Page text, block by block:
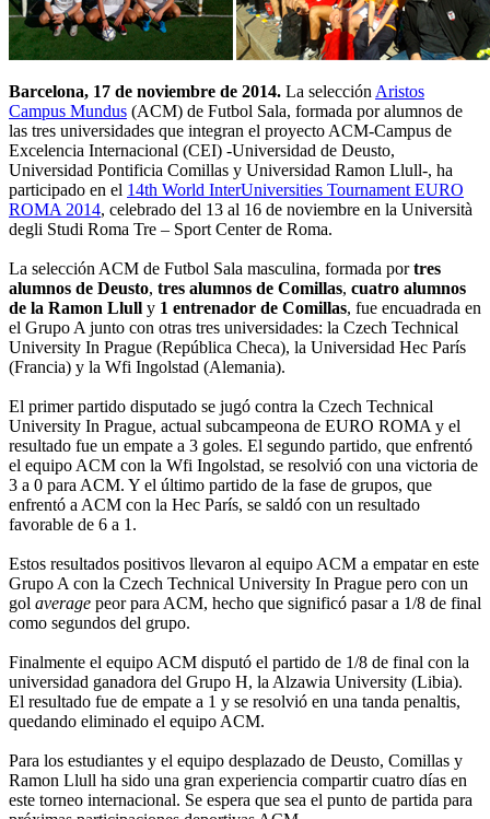
Barcelona, 17 de noviembre de 2014. La selección Aristos
Campus Mundus (ACM) de Futbol Sala, formada por alumnos de
las tres universidades que integran el proyecto ACM-Campus de
Excelencia Internacional (CEI) -Universidad de Deusto,
Universidad Pontificia Comillas y Universidad Ramon Llull-, ha
participado en el 14th World InterUniversities Tournament EURO
ROMA 2014, celebrado del 13 al 16 de noviembre en la Università
degli Studi Roma Tre – Sport Center de Roma.
La selección ACM de Futbol Sala masculina, formada portres
alumnos de Deusto, tres alumnos de Comillas, cuatro alumnos
de la Ramon Llull y 1 entrenador de Comillas, fue encuadrada en
el Grupo A junto con otras tres universidades: la Czech Technical
University In Prague (República Checa), la Universidad Hec París
(Francia) y la Wfi Ingolstad (Alemania).
El primer partido disputado se jugó contra la Czech Technical
University In Prague, actual subcampeona de EURO ROMA y el
resultado fue un empate a 3 goles. El segundo partido, que enfrentó
el equipo ACM con la Wfi Ingolstad, se resolvió con una victoria de
3 a 0 para ACM. Y el último partido de la fase de grupos, que
enfrentó a ACM con la Hec París, se saldó con un resultado
favorable de 6 a 1.
Estos resultados positivos llevaron al equipo ACM a empatar en este
Grupo A con la Czech Technical University In Prague pero con un
gol average peor para ACM, hecho que significó pasar a 1/8 de final
como segundos del grupo.
Finalmente el equipo ACM disputó el partido de 1/8 de final con la
universidad ganadora del Grupo H, la Alzawia University (Libia).
El resultado fue de empate a 1 y se resolvió en una tanda penaltis,
quedando eliminado el equipo ACM.
Para los estudiantes y el equipo desplazado de Deusto, Comillas y
Ramon Llull ha sido una gran experiencia compartir cuatro días en
este torneo internacional. Se espera que sea el punto de partida para